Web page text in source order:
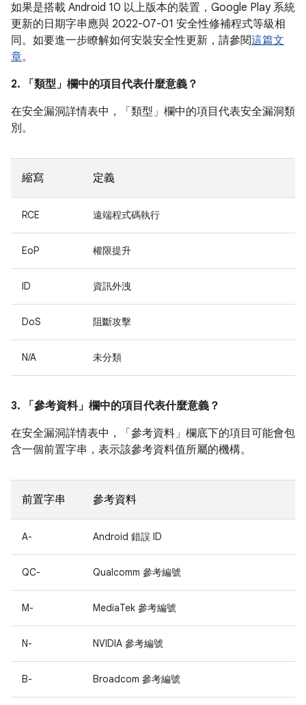
如果是搭載 Android 10 以上版本的裝置，Google Play 系統
更新的日期字串應與 2022-07-01 安全性修補程式等級相
同。如要進一步瞭解如何安裝安全性更新，請參閱這篇文
章。
2. 「類型」 欄中的項目代表什麼意義？
在安全漏洞詳情表中，「類型」 欄中的項目代表安全漏洞類
別。
縮寫 定義
RCE 遠端程式碼執行
EoP 權限提升
ID 資訊外洩
DoS 阻斷攻擊
N/A 未分類
3. 「參考資料」 欄中的項目代表什麼意義？
在安全漏洞詳情表中，「參考資料」 欄底下的項目可能會包
含一個前置字串，表示該參考資料值所屬的機構。
前置字串 參考資料
A- Android 錯誤 ID
QC- Qualcomm 參考編號
M- MediaTek 參考編號
N- NVIDIA 參考編號
B- Broadcom 參考編號